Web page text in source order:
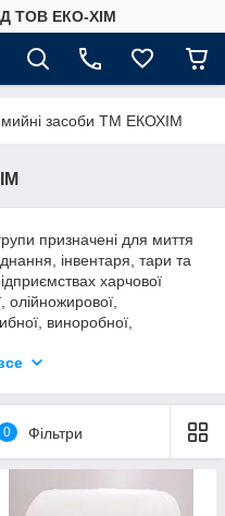
ТОВ ЕКО-ХІМ
мийні засоби ТМ ЕКОХІМ
призначені для миття
інвентаря, тари та
харчової
виноробної,
та у комунальному
4-5 кратне
для видалення
так і рослинного
0 Фільтри